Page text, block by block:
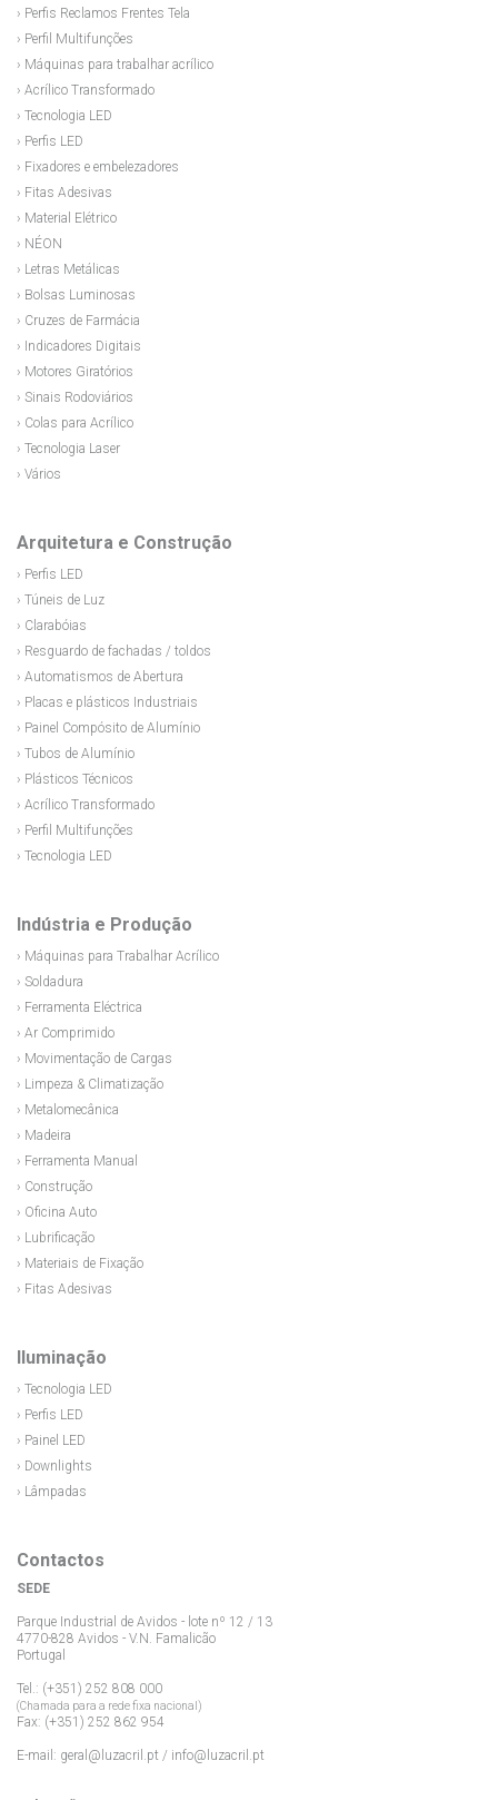
› Perfis Reclamos Frentes Tela
› Perfil Multifunções
› Máquinas para trabalhar acrílico
› Acrílico Transformado
› Tecnologia LED
› Perfis LED
› Fixadores e embelezadores
› Fitas Adesivas
› Material Elétrico
› NÉON
› Letras Metálicas
› Bolsas Luminosas
› Cruzes de Farmácia
› Indicadores Digitais
› Motores Giratórios
› Sinais Rodoviários
› Colas para Acrílico
› Tecnologia Laser
› Vários
Arquitetura e Construção
› Perfis LED
› Túneis de Luz
› Clarabóias
› Resguardo de fachadas / toldos
› Automatismos de Abertura
› Placas e plásticos Industriais
› Painel Compósito de Alumínio
› Tubos de Alumínio
› Plásticos Técnicos
› Acrílico Transformado
› Perfil Multifunções
› Tecnologia LED
Indústria e Produção
› Máquinas para Trabalhar Acrílico
› Soldadura
› Ferramenta Eléctrica
› Ar Comprimido
› Movimentação de Cargas
› Limpeza & Climatização
› Metalomecânica
› Madeira
› Ferramenta Manual
› Construção
› Oficina Auto
› Lubrificação
› Materiais de Fixação
› Fitas Adesivas
Iluminação
› Tecnologia LED
› Perfis LED
› Painel LED
› Downlights
› Lâmpadas
Contactos
SEDE
Parque Industrial de Avidos - lote nº 12 / 13
4770-828 Avidos - V.N. Famalicão
Portugal
Tel.: (+351) 252 808 000
(Chamada para a rede fixa nacional)
Fax: (+351) 252 862 954
E-mail: geral@luzacril.pt / info@luzacril.pt